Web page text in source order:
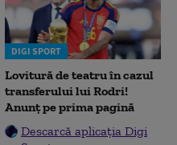
DIGI SPORT
Lovitură de teatru în cazul
transferului lui Rodri!
Anunț pe prima pagină
Descarcă aplicația Digi